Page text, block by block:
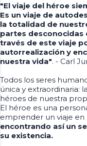
"El viaje del héroe
Es un viaje de
la totalidad de
partes desconocidas
través de este viaje
autorrealización y
nuestra vida". - Carl
Todos los seres
única y extraordinaria:
héroes de nuestra
El héroe es una
emprender un viaje en
encontrando así un
su existencia.